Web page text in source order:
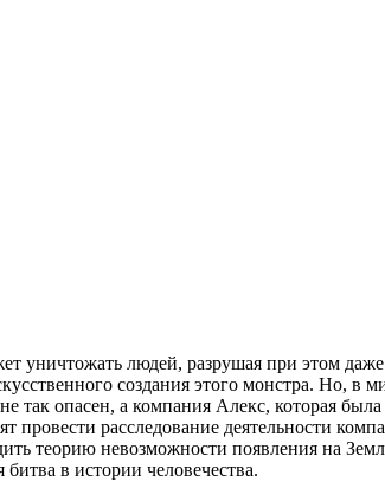
уничтожать людей, разрушая при этом
создания этого монстра. Но, в
так опасен, а компания Алекс, которая
расследование деятельности
теорию невозможности появления на
в истории человечества.